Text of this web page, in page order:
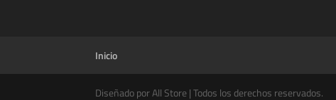
Inicio
Diseñado por All Store | Todos los derechos reservados.